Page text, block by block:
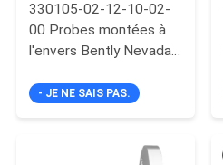
SITE
POLITIQUE
DE
CONFIDENTIALITÉ
330105-02-12-10-02-
00 Probes montées à
l'envers Bently Nevada
proximité de la série XL
- JE NE SAIS PAS.